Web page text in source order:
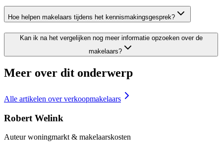
Hoe helpen makelaars tijdens het kennismakingsgesprek?
Kan ik na het vergelijken nog meer informatie opzoeken over de
makelaars?
Meer over dit onderwerp
Alle artikelen oververkoopmakelaars
Robert Welink
Auteur woningmarkt & makelaarskosten